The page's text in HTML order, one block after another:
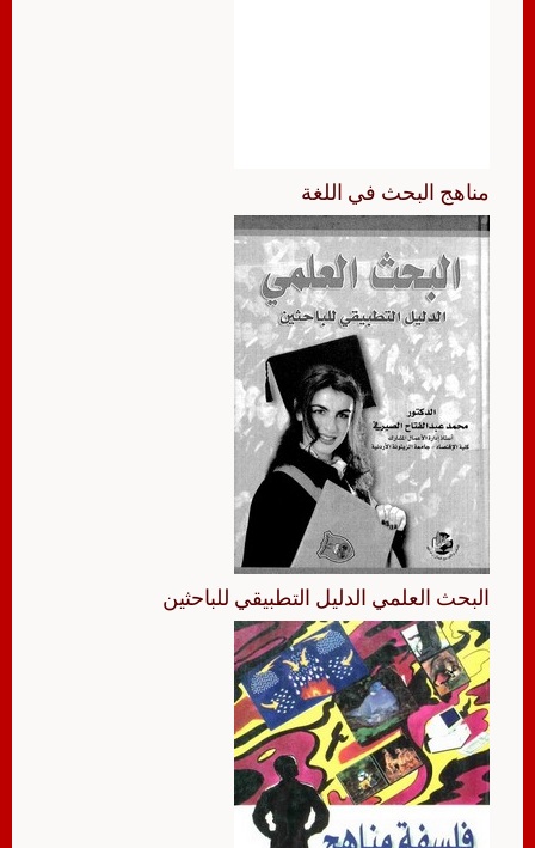
مناهج البحث في اللغة
البحث العلمي الدليل التطبيقي للباحثين